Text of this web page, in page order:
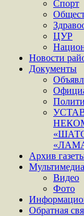
Спорт
ЦУР
Новости
Документы
Архив
Мультимедиа
Видео
Фото
Обратная